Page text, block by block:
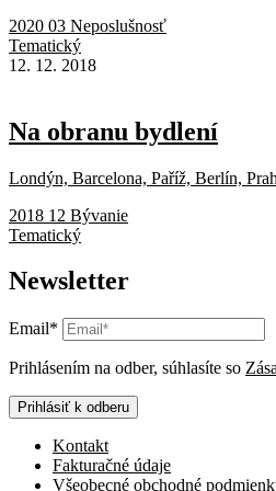
2020 03 Neposlušnosť
Tematický
12. 12. 2018
Na obranu bydlení
Londýn, Barcelona, Paříž, Berlín,
2018 12 Bývanie
Tematický
Newsletter
Email*
Prihlásením na odber, súhlasíte so
Prihlásiť k odberu
Kontakt
Fakturačné údaje
Všeobecné obchodné